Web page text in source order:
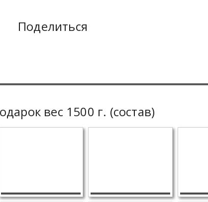
Поделиться
вес 1500 г. (состав)